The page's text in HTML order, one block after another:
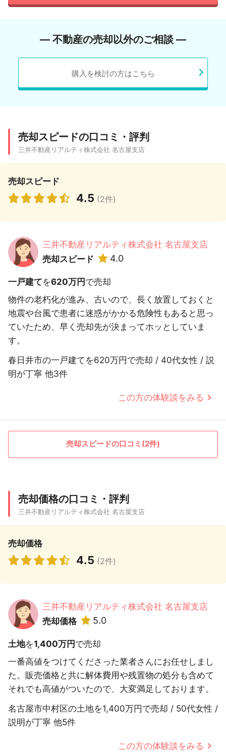
― 不動産の売却以外のご相談 ―
購入を検討の方はこちら
売却スピードの口コミ・評判
三井不動産リアルティ株式会社 名古屋支店
売却スピード
4.5 (2件)
三井不動産リアルティ株式会社 名古屋支店
売却スピード
4.0
一戸建てを620万円 で売却
物件の老朽化が進み、古いので、長く放置しておくと
地震や台風で患者に迷惑がかかる危険性もあると思っ
ていたため、早く売却先が決まってホッとしていま
す。
春日井市の一戸建てを620万円で売却 / 40代女性 / 説
明が丁寧 他3件
この方の体験談をみる
売却スピードの口コミ(2件)
売却価格の口コミ・評判
三井不動産リアルティ株式会社 名古屋支店
売却価格
4.5 (2件)
三井不動産リアルティ株式会社 名古屋支店
売却価格
5.0
土地を1,400万円 で売却
一番高値をつけてくださった業者さんにお任せしまし
た。販売価格と共に解体費用や残置物の処分も含めて
それでも高値がついたので、大変満足しております。
名古屋市中村区の土地を1,400万円で売却 / 50代女性 /
説明が丁寧 他5件
この方の体験談をみる